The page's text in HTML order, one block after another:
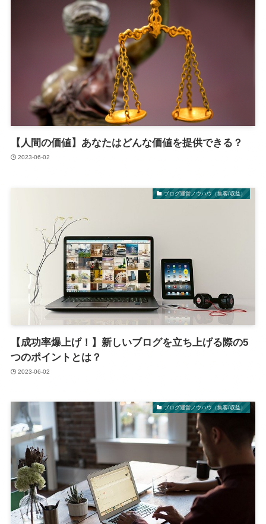
【人間の価値】あなたはどんな価値を提供できる？
2023-06-02
ブログ運営ノウハウ（集客/収益）
【成功率爆上げ！】新しいブログを立ち上げる際の5
つのポイントとは？
2023-06-02
ブログ運営ノウハウ（集客/収益）